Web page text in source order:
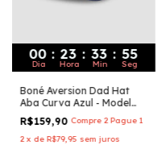
00 : 23 : 33 : 54
Dia Hora Min Seg
Boné Aversion Dad Hat
Aba Curva Azul - Model
Home-Run
R$159,90 Compre 2 Pague 1
2 x de R$79,95 sem juros